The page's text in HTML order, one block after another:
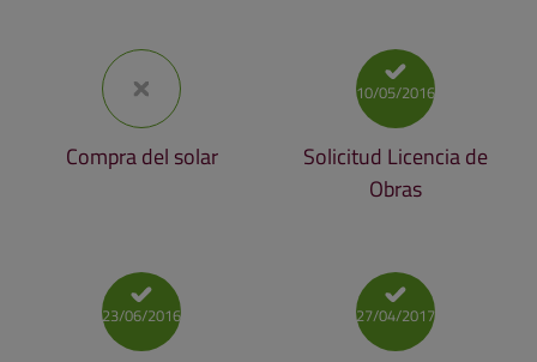
Compra del solar
10/05/2016
Solicitud Licencia de
Obras
23/06/2016 27/04/2017